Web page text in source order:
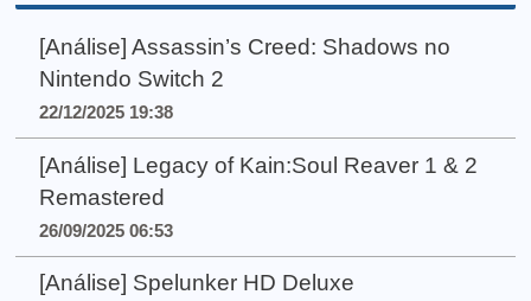
[Análise] Assassin’s Creed: Shadows no
Nintendo Switch 2
22/12/2025 19:38
[Análise] Legacy of Kain:Soul Reaver 1 & 2
Remastered
26/09/2025 06:53
[Análise] Spelunker HD Deluxe